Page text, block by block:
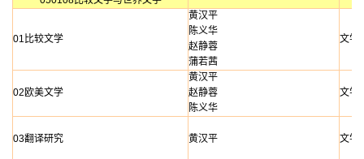
01比较文学
黄汉平
文学
陈义华
赵静蓉
蒲若茜
02欧美文学
黄汉平
文学
赵静蓉
陈义华
03翻译研究 黄汉平 文学